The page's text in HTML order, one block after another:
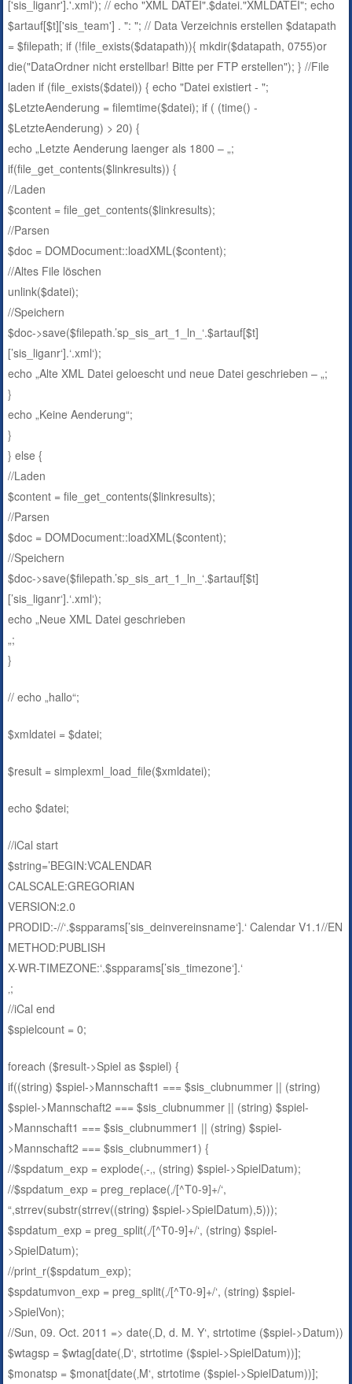
['sis_liganr'].'.xml'); // echo "XML DATEI".$datei."XMLDATEI"; echo
$artauf[$t]['sis_team'] . ": "; // Data Verzeichnis erstellen $datapath
= $filepath; if (!file_exists($datapath)){ mkdir($datapath, 0755)or
die("DataOrdner nicht erstellbar! Bitte per FTP erstellen"); } //File
laden if (file_exists($datei)) { echo "Datei existiert - ";
$LetzteAenderung = filemtime($datei); if ( (time() -
$LetzteAenderung) > 20) {
echo „Letzte Aenderung laenger als 1800 – „;
if(file_get_contents($linkresults)) {
//Laden
$content = file_get_contents($linkresults);
//Parsen
$doc = DOMDocument::loadXML($content);
//Altes File löschen
unlink($datei);
//Speichern
$doc->save($filepath.’sp_sis_art_1_ln_‘.$artauf[$t]
[’sis_liganr‘].‘.xml‘);
echo „Alte XML Datei geloescht und neue Datei geschrieben – „;
}
echo „Keine Aenderung“;
}
} else {
//Laden
$content = file_get_contents($linkresults);
//Parsen
$doc = DOMDocument::loadXML($content);
//Speichern
$doc->save($filepath.’sp_sis_art_1_ln_‘.$artauf[$t]
[’sis_liganr‘].‘.xml‘);
echo „Neue XML Datei geschrieben
„;
}
// echo „hallo“;
$xmldatei = $datei;
$result = simplexml_load_file($xmldatei);
echo $datei;
//iCal start
$string=’BEGIN:VCALENDAR
CALSCALE:GREGORIAN
VERSION:2.0
PRODID:-//‘.$spparams[’sis_deinvereinsname‘].‘ Calendar V1.1//EN
METHOD:PUBLISH
X-WR-TIMEZONE:‘.$spparams[’sis_timezone‘].‘
‚;
//iCal end
$spielcount = 0;
foreach ($result->Spiel as $spiel) {
if((string) $spiel->Mannschaft1 === $sis_clubnummer || (string)
$spiel->Mannschaft2 === $sis_clubnummer || (string) $spiel-
>Mannschaft1 === $sis_clubnummer1 || (string) $spiel-
>Mannschaft2 === $sis_clubnummer1) {
//$spdatum_exp = explode(‚-‚, (string) $spiel->SpielDatum);
//$spdatum_exp = preg_replace(‚/[^T0-9]+/‘,
“,strrev(substr(strrev((string) $spiel->SpielDatum),5)));
$spdatum_exp = preg_split(‚/[^T0-9]+/‘, (string) $spiel-
>SpielDatum);
//print_r($spdatum_exp);
$spdatumvon_exp = preg_split(‚/[^T0-9]+/‘, (string) $spiel-
>SpielVon);
//Sun, 09. Oct. 2011 => date(‚D, d. M. Y‘, strtotime ($spiel->Datum))
$wtagsp = $wtag[date(‚D‘, strtotime ($spiel->SpielDatum))];
$monatsp = $monat[date(‚M‘, strtotime ($spiel->SpielDatum))];